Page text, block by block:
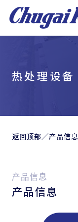
热处理设备
返回顶部／产品信息
产品信息
产品信息